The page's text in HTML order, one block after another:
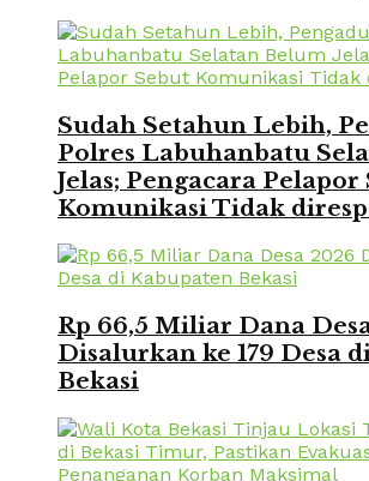
Sudah Setahun Lebih,
Polres Labuhanbatu
Jelas; Pengacara Pelapor
Komunikasi Tidak
Rp 66,5 Miliar Dana
Disalurkan ke 179 Desa
Bekasi